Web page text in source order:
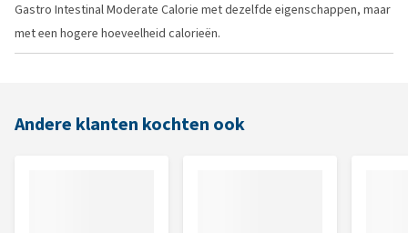
Gastro Intestinal Moderate Calorie met dezelfde eigenschappen, maar
met een hogere hoeveelheid calorieën.
Andere klanten kochten ook